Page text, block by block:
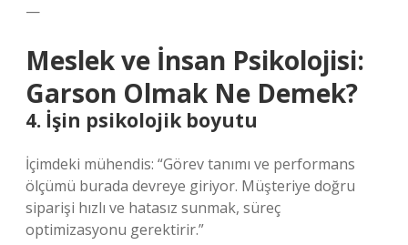
—
Meslek ve İnsan Psikolojisi:
Garson Olmak Ne Demek?
4. İşin psikolojik boyutu
İçimdeki mühendis: “Görev tanımı ve performans
ölçümü burada devreye giriyor. Müşteriye doğru
siparişi hızlı ve hatasız sunmak, süreç
optimizasyonu gerektirir.”